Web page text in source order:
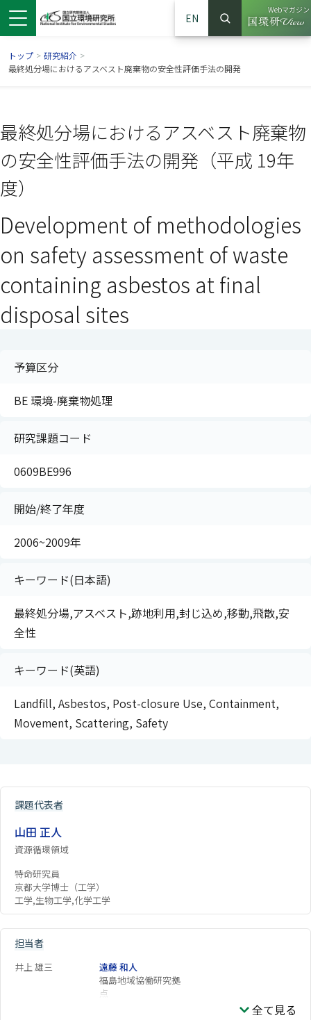
ウで開きます）
ンドウで開きます）
ウインドウで開きます）
EN
サイト内検索
検索
Webマガジン
（別ウイ
トップ > 研究紹介 >
最終処分場におけるアスベスト廃棄物の安全性評価手法の開発
最終処分場におけるアスベスト廃棄物
の安全性評価手法の開発（平成 19年
度）
Development of methodologies
on safety assessment of waste
containing asbestos at final
disposal sites
予算区分
BE 環境-廃棄物処理
研究課題コード
0609BE996
開始/終了年度
2006~2009年
キーワード(日本語)
最終処分場,アスベスト,跡地利用,封じ込め,移動,飛散,安
全性
キーワード(英語)
Landfill, Asbestos, Post-closure Use, Containment,
Movement, Scattering, Safety
課題代表者
山田 正人
資源循環領域
特命研究員
京都大学博士（工学）
工学,生物工学,化学工学
担当者
井上 雄三
遠藤 和人
福島地域協働研究拠
点
全て見る